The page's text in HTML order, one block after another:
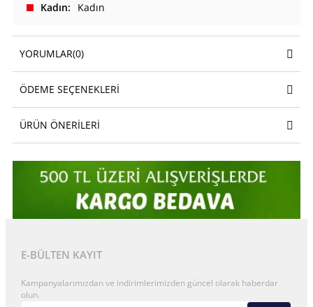
Kadın Kadın
YORUMLAR(0)
ÖDEME SEÇENEKLERI
ÜRÜN ÖNERILERI
E-BÜLTEN KAYIT
Kampanyalarımızdan ve indirimlerimizden güncel olarak haberdar
olun.